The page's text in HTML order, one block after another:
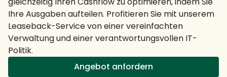
Ihre Ausgaben aufteilen. Profitieren Sie mit unserem
Leaseback-Service von einer vereinfachten
Verwaltung und einer verantwortungsvollen IT-
Politik.
Angebot anfordern